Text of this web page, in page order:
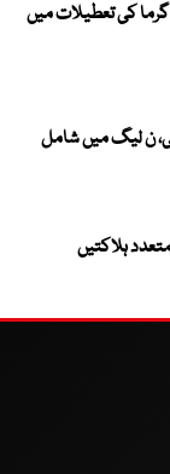
کی تعطیلات میں
ن لیگ میں شامل